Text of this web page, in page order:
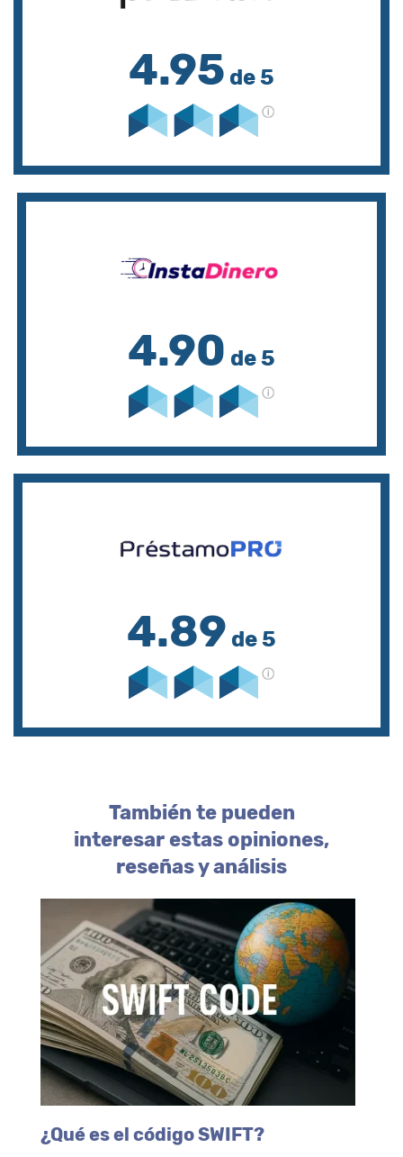
4.95 de 5
4.90 de 5
4.89 de 5
También te pueden
interesar estas opiniones,
reseñas y análisis
¿Qué es el código SWIFT?